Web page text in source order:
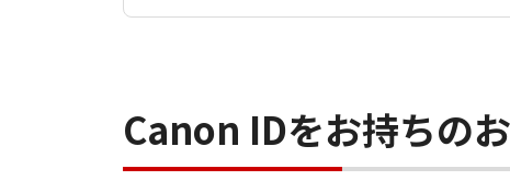
Canon IDをお持ちの